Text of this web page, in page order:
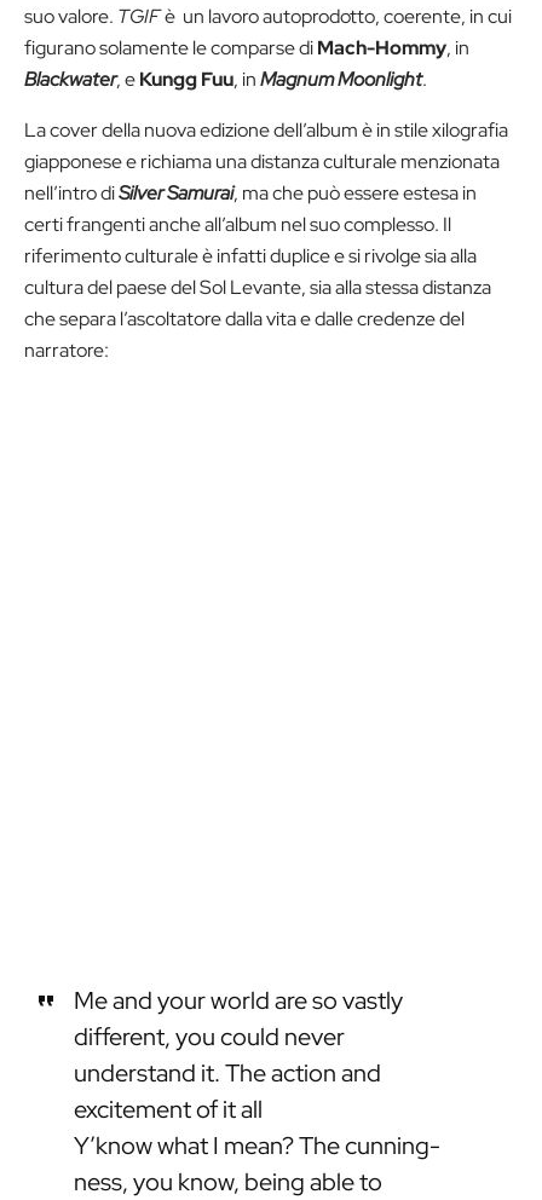
suo valore. TGIFè un lavoro autoprodotto, coerente, in cui
figurano solamente le comparse diMach-Hommy, in
Blackwater, eKungg Fuu, inMagnum Moonlight.
La cover della nuova edizione dell’album è in stile xilografia
giapponese e richiama una distanza culturale menzionata
nell’intro diSilver Samurai, ma che può essere estesa in
certi frangenti anche all’album nel suo complesso. Il
riferimento culturale è infatti duplice e si rivolge sia alla
cultura del paese del Sol Levante, sia alla stessa distanza
che separa l’ascoltatore dalla vita e dalle credenze del
narratore:
Me and your world are so vastly
different, you could never
understand it. The action and
excitement of it all
Y’know what I mean? The cunning-
ness, you know, being able to